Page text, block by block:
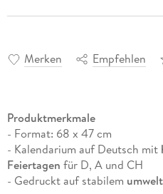
Merken Empfehlen
Produktmerkmale
- Format: 68 x 47 cm
- Kalendarium auf Deutsch mit
Feiertagen für D, A und CH
- Gedruckt auf stabilem